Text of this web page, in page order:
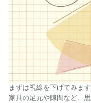
まずは視線を下げてみます
家具の足元や隙間など、